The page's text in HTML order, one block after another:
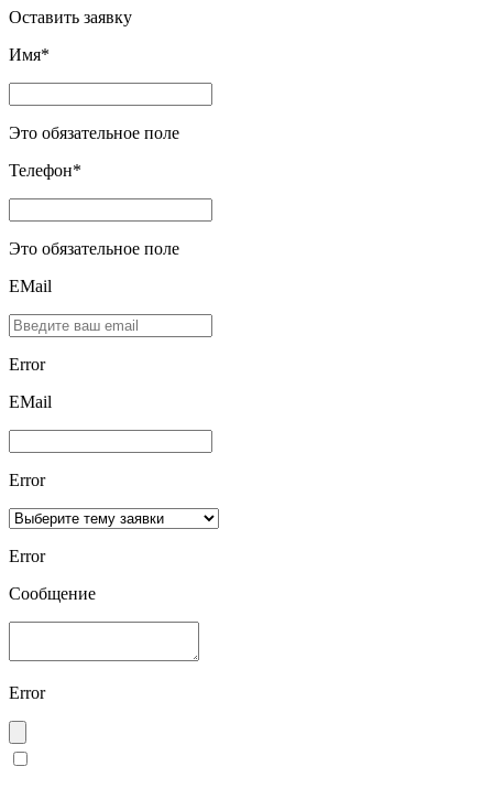
Оставить заявку
Имя*
Это обязательное поле
Телефон*
Это обязательное поле
EMail
Error
ЕMаil
Error
Error
Сообщение
Error